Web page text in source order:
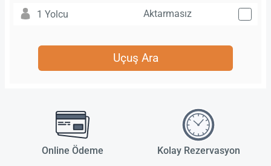
1 Yolcu Aktarmasız
Uçuş Ara
Online Ödeme Kolay Rezervasyon